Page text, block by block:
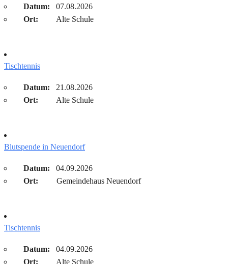
Datum:
07.08.2026
Ort:
Alte Schule
Tischtennis
Datum:
21.08.2026
Ort:
Alte Schule
Blutspende in Neuendorf
Datum:
04.09.2026
Ort:
Gemeindehaus Neuendorf
Tischtennis
Datum:
04.09.2026
Ort:
Alte Schule